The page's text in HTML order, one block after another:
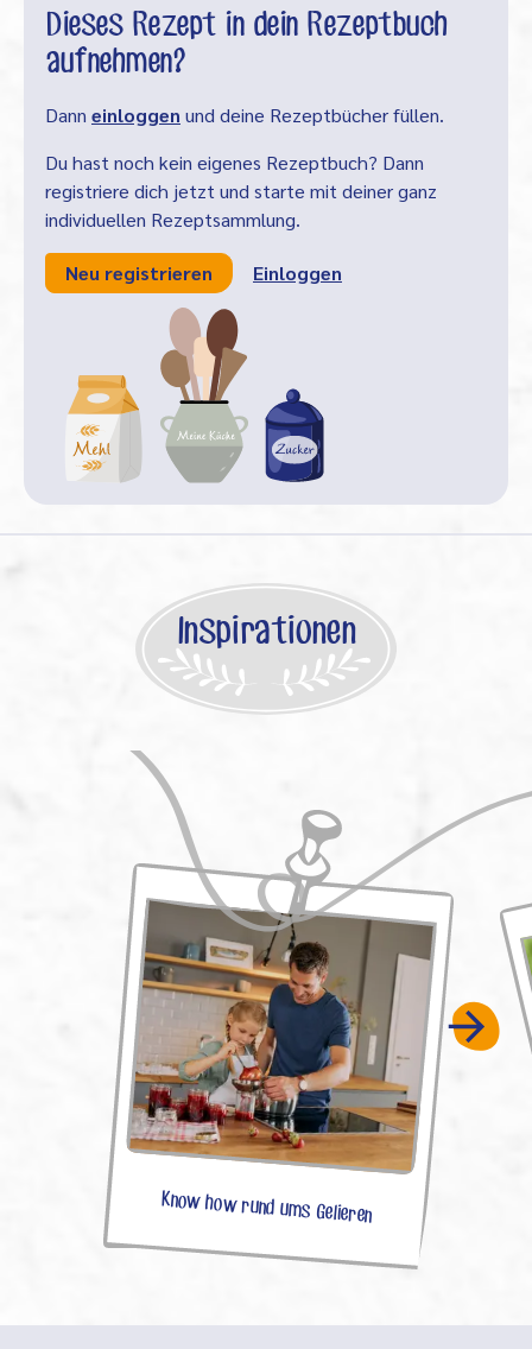
Dieses Rezept in dein Rezeptbuch
aufnehmen?
Dann einloggen und deine Rezeptbücher füllen.
Du hast noch kein eigenes Rezeptbuch? Dann
registriere dich jetzt und starte mit deiner ganz
individuellen Rezeptsammlung.
Neu registrieren Einloggen
Inspirationen
Know how rund ums Gelieren